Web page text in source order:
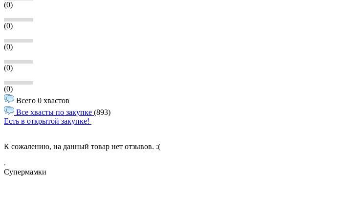
(0)
(0)
(0)
(0)
(0)
Всего 0 хвастов
Все хвасты по закупке (893)
Есть в открытой закупке!
К сожалению, на данный товар нет отзывов. :(
Супермамки